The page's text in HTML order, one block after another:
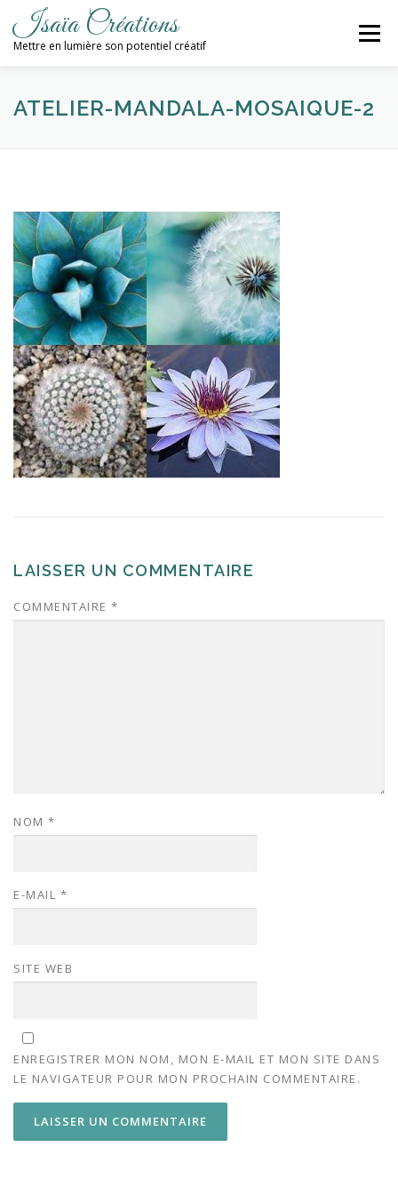
contenu
Isaïa Créations
Mettre en lumière son potentiel créatif
Menu
ACCUEIL MES CRÉATIONS ATELIERS
CONTACT / NEWSLETTER
ATELIER-MANDALA-MOSAIQUE-2
LAISSER UN COMMENTAIRE
COMMENTAIRE *
NOM *
E-MAIL *
SITE WEB
ENREGISTRER MON NOM, MON E-MAIL ET MON SITE DANS
LE NAVIGATEUR POUR MON PROCHAIN COMMENTAIRE.